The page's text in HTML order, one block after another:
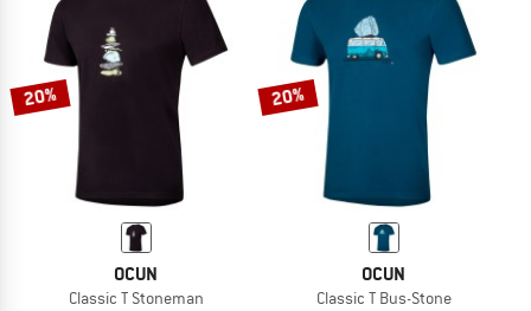
20%
OCUN
Classic T Stoneman
20%
OCUN
Classic T Bus-Stone